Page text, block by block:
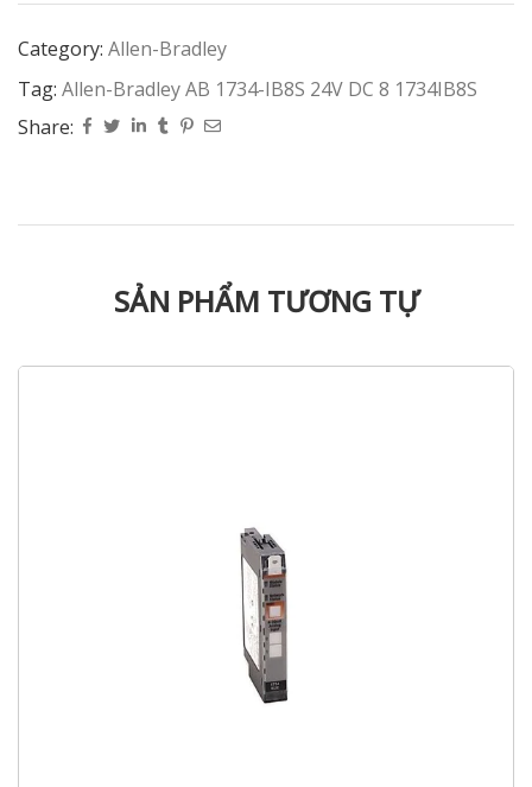
Category: Allen-Bradley
Tag: Allen-Bradley AB 1734-IB8S 24V DC 8 1734IB8S
Share:
SẢN PHẨM TƯƠNG TỰ